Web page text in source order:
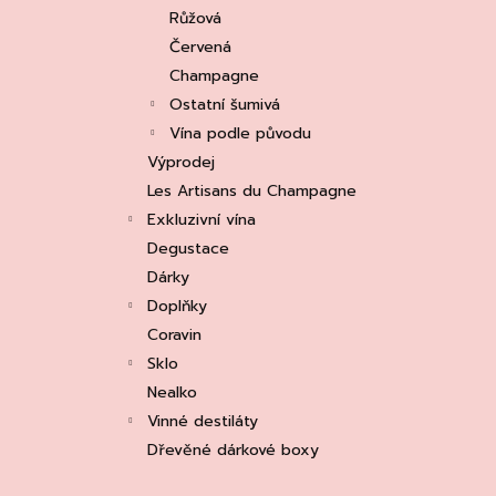
Růžová
Červená
Champagne
Ostatní šumivá
Vína podle původu
Výprodej
Les Artisans du Champagne
Exkluzivní vína
Degustace
Dárky
Doplňky
Coravin
Sklo
Nealko
Vinné destiláty
Dřevěné dárkové boxy
ASOLO PROSECCO SUPERIORE DOCG
BRUT, MARTIGNAGO
253 Kč
Původně: 335 Kč